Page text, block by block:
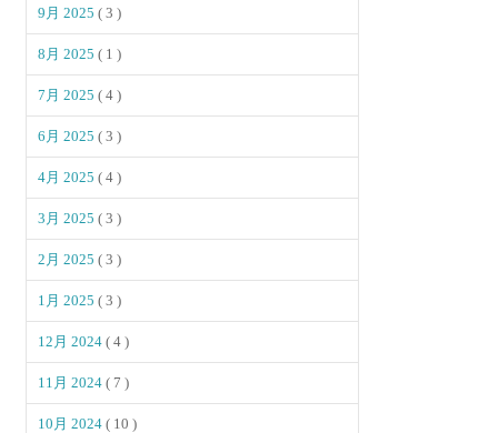
9月 2025( 3 )
8月 2025( 1 )
7月 2025( 4 )
6月 2025( 3 )
4月 2025( 4 )
3月 2025( 3 )
2月 2025( 3 )
1月 2025( 3 )
12月 2024( 4 )
11月 2024( 7 )
10月 2024( 10 )